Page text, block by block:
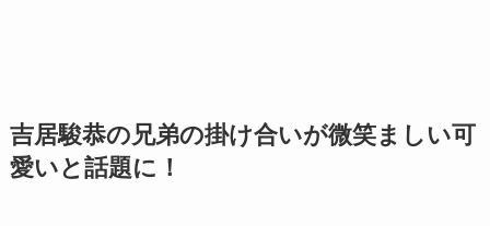
吉居駿恭の兄弟の掛け合いが微笑ましい可
愛いと話題に！